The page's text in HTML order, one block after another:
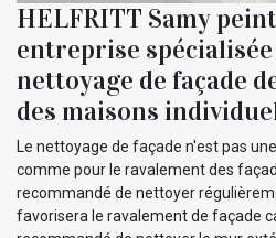
HELFRITT Samy
entreprise spécialisée
nettoyage de façade
des maisons
Le nettoyage de façade n'est pas
comme pour le ravalement des
recommandé de nettoyer
favorisera le ravalement de façade